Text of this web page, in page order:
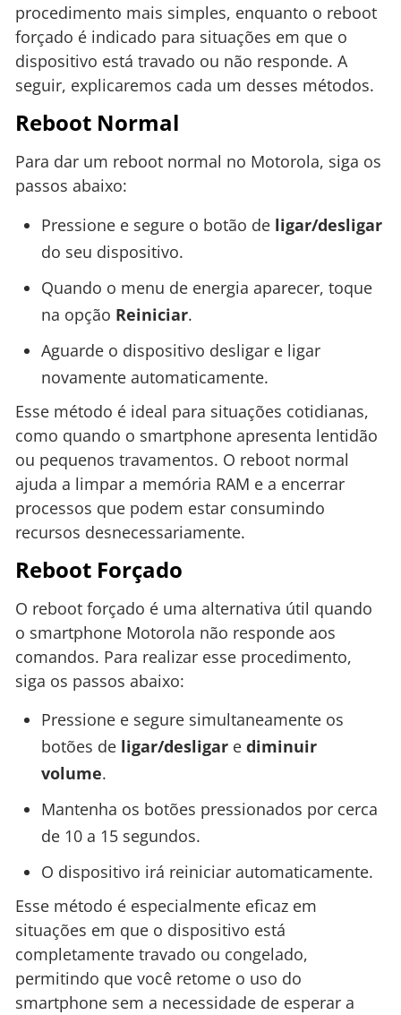
procedimento mais simples, enquanto o reboot
forçado é indicado para situações em que o
dispositivo está travado ou não responde. A
seguir, explicaremos cada um desses métodos.
Reboot Normal
Para dar um reboot normal no Motorola, siga os
passos abaixo:
Pressione e segure o botão de ligar/desligar
do seu dispositivo.
Quando o menu de energia aparecer, toque
na opção Reiniciar.
Aguarde o dispositivo desligar e ligar
novamente automaticamente.
Esse método é ideal para situações cotidianas,
como quando o smartphone apresenta lentidão
ou pequenos travamentos. O reboot normal
ajuda a limpar a memória RAM e a encerrar
processos que podem estar consumindo
recursos desnecessariamente.
Reboot Forçado
O reboot forçado é uma alternativa útil quando
o smartphone Motorola não responde aos
comandos. Para realizar esse procedimento,
siga os passos abaixo:
Pressione e segure simultaneamente os
botões de ligar/desligare diminuir
volume.
Mantenha os botões pressionados por cerca
de 10 a 15 segundos.
O dispositivo irá reiniciar automaticamente.
Esse método é especialmente eficaz em
situações em que o dispositivo está
completamente travado ou congelado,
permitindo que você retome o uso do
smartphone sem a necessidade de esperar a